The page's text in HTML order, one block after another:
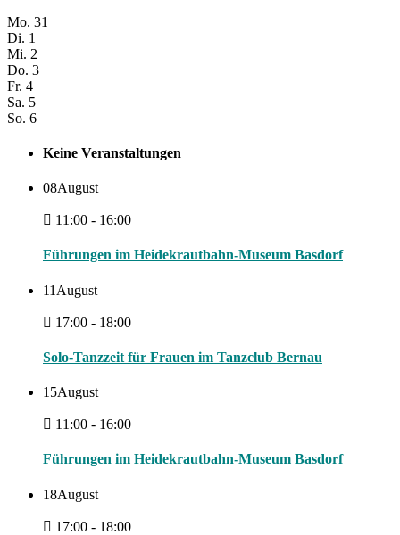
Mo. 31
Di. 1
Mi. 2
Do. 3
Fr. 4
Sa. 5
So. 6
Keine Veranstaltungen
08August
11:00 - 16:00
Führungen im Heidekrautbahn-Museum Basdorf
11 August
17:00 - 18:00
Solo-Tanzzeit für Frauen im Tanzclub Bernau
15August
11:00 - 16:00
Führungen im Heidekrautbahn-Museum Basdorf
18August
17:00 - 18:00